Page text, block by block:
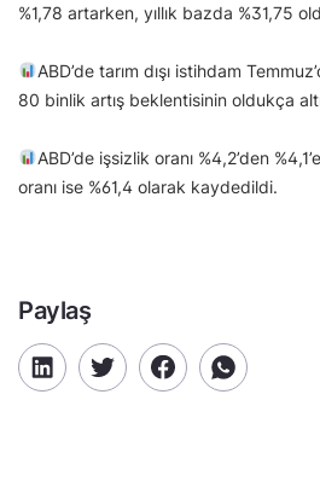
%1,78 artarken, yıllık bazda %31,75
ABD’de tarım dışı istihdam
80 binlik artış beklentisinin oldukça
ABD’de işsizlik oranı %4,2’den
oranı ise %61,4 olarak kaydedildi.
Paylaş